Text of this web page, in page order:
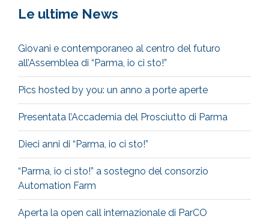
Le ultime News
Giovani e contemporaneo al centro del futuro
all’Assemblea di “Parma, io ci sto!”
Pics hosted by you: un anno a porte aperte
Presentata l’Accademia del Prosciutto di Parma
Dieci anni di “Parma, io ci sto!”
“Parma, io ci sto!” a sostegno del consorzio
Automation Farm
Aperta la open call internazionale di ParCO